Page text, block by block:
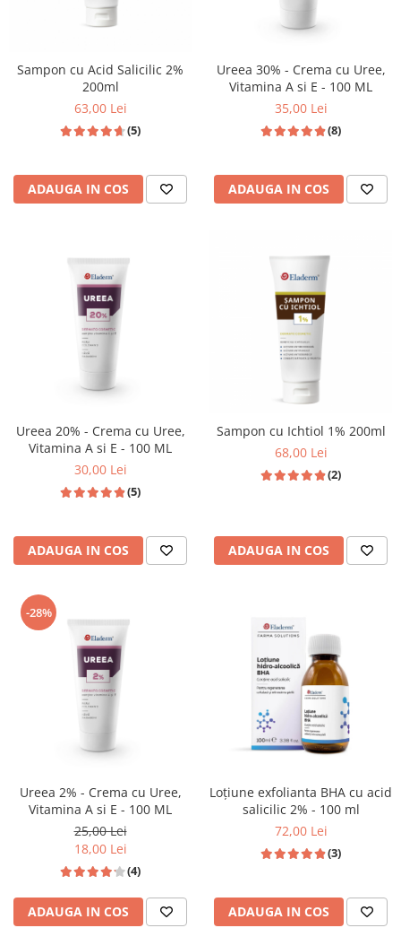
Sampon cu Acid Salicilic 2%
200ml
63,00 Lei
(5)
ADAUGA IN COS
Ureea 30% - Crema cu Uree,
Vitamina A si E - 100 ML
35,00 Lei
(8)
ADAUGA IN COS
Ureea 20% - Crema cu Uree,
Vitamina A si E - 100 ML
30,00 Lei
(5)
ADAUGA IN COS
Sampon cu Ichtiol 1% 200ml
68,00 Lei
(2)
ADAUGA IN COS
-28%
Ureea 2% - Crema cu Uree,
Vitamina A si E - 100 ML
25,00 Lei
18,00 Lei
(4)
ADAUGA IN COS
Loțiune exfolianta BHA cu acid
salicilic 2% - 100 ml
72,00 Lei
(3)
ADAUGA IN COS